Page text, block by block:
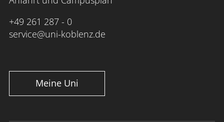
+49 261 287 - 0
service@uni-koblenz.de
Meine Uni